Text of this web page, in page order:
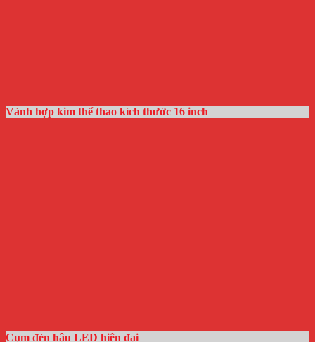
Vành hợp kim thể thao kích thước 16 inch
Cụm đèn hậu LED hiện đại